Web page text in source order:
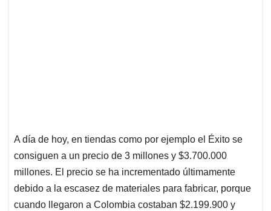
A día de hoy, en tiendas como por ejemplo el Éxito se
consiguen a un precio de 3 millones y $3.700.000
millones. El precio se ha incrementado últimamente
debido a la escasez de materiales para fabricar, porque
cuando llegaron a Colombia costaban $2.199.900 y